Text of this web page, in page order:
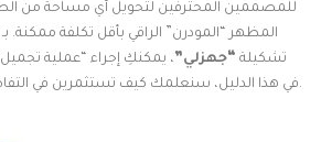
للمصممين المحترفين لتحويل أي مساحة من
تشكيلة “جهزلي” ، يمكنكِ إجراء “عملية
في هذا الدليل، سنعلمك كيف تستثمرين في التفاصيل لتصنعي فارقاً مذهلاً.